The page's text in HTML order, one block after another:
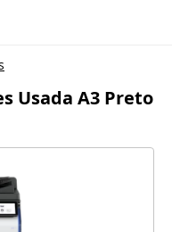
Usada A3 Preto